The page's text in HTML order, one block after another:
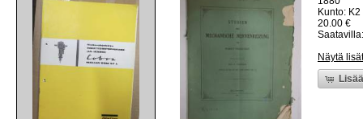
Kunto:
20.00 €
Näytä